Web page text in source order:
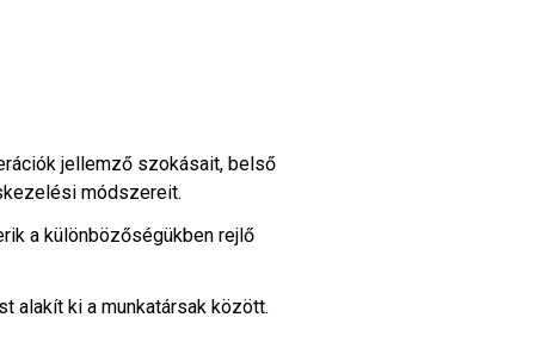
jellemző szokásait, belső
módszereit.
a különbözőségükben rejlő
alakít ki a munkatársak között.